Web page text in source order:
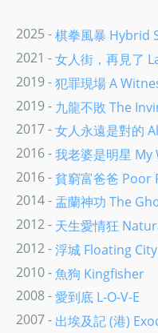
2025 -棋拳風暴 Hybrid
2021 -女人街，再見了
2019 -犯罪現場 A
2019 - 九龍不敗 The
2017 -女人永遠是對的
2016 -我老婆是明星
2016 -貧窮富爸爸 Poor
2014 - 盂蘭神功 The
2012 - 天生愛情狂
2012 -浮城 Floating City
2010 -魚狗 Kingfisher
2008 -愛到底 L-O-V-E
2007 - 出埃及記 (港)